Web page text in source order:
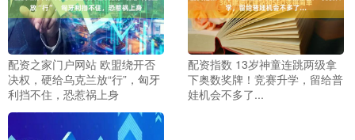
配资之家门户网站 欧盟绕开否
决权，硬给乌克兰放“行”，匈牙
利挡不住，恐惹祸上身
配资指数 13岁神童连跳两级拿
下奥数奖牌！竞赛升学，留给普
娃机会不多了...